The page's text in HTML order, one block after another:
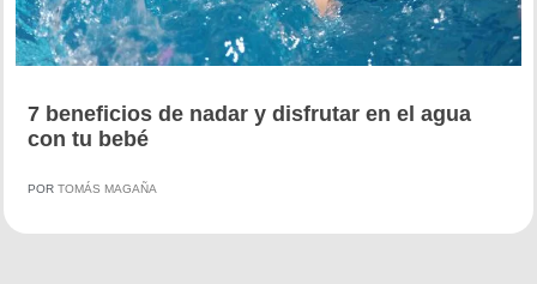
7 beneficios de nadar y disfrutar en el agua
con tu bebé
POR TOMÁS MAGAÑA